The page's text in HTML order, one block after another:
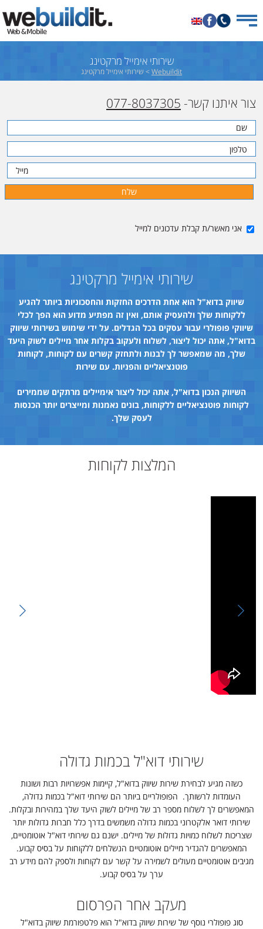
שירותי אימייל מרקטינג
Webuildit
> שירותי אימייל מרקטינג
צור איתנו קשר- 077-8037305
אני מאשר/ת קבלת עדכונים למייל
שירותי אימייל מרקטינג
שיווק בדוא"ל הוא אחת הדרכים החזקות והחסכוניות ביותר להגיע
ללקוחות שלך ולהעסיק אותם, ואין זה מפתיע מדוע הוא הפך לכלי
שיווקי פופולרי עבור עסקים בכל הגדלים. על ידי שימוש בשירותי שיווק
בדוא"ל, אתה יכול ליצור, לשלוח ולעקוב בקלות אחר מיילים לשוק היעד
שלך, מה שמאפשר לך לבנות ולתחזק קשרים עם לקוחות, לקוחות
פוטנציאליים והפניות. עם שירות
השיווק הנכון בדוא"ל, אתה יכול ליצור אימיילים מרתקים שממירים
לקוחות פוטנציאליים ללקוחות, בונים נאמנות ומייצרים יותר הכנסות
לעסק שלך.
המלצות לקוחות
שירותי דוא"ל בכמות גדולה
כשזה מגיע לבחירת שירות שיווק בדוא"ל, קיימות אפשרויות רבות ושונות
העומדות לרשותך. הפופולריים ביותר הם שירותי דוא"ל בכמות גדולה,
המאפשרים לך לשלוח מספר רב של מיילים לשוק היעד שלך במהירות ובקלות.
שירותי דואר אלקטרוני בכמות גדולה משמשים בדרך כלל חברות גדולות יותר
שצריכות לשלוח כמויות גדולות של מיילים. ישנם גם שירותי דוא"ל אוטומטיים,
המאפשרים להגדיר מיילים אוטומטיים הנשלחים ללקוחות על בסיס קבוע.
מגיבים אוטומטיים מעולים לשמירה על קשר עם לקוחות ולספק להם מידע רב
ערך על בסיס קבוע.
מעקב אחר הפרסום
סוג פופולרי נוסף של שירות שיווק בדוא"ל הוא פלטפורמת שיווק בדוא"ל